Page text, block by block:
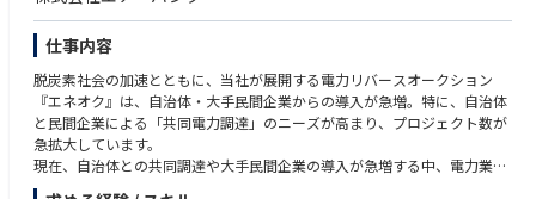
・フルリモート×フレックス制で、パフォーマンス重視の柔軟な働き方が
可能です
取れる方
仕事内容
脱炭素社会の加速とともに、当社が展開する電力リバースオークション
『エネオク』は、自治体・大手民間企業からの導入が急増。特に、自治体
と民間企業による「共同電力調達」のニーズが高まり、プロジェクト数が
急拡大しています。
現在、自治体との共同調達や大手民間企業の導入が急増する中、電力業界
での実務経験を活かし、営業戦略と組織づくりの両輪をリードできる方を